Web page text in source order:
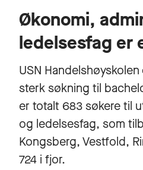
Økonomi,
ledelsesfag er
USN
sterk søkning til
er totalt 683 søkere til
og ledelsesfag, som
Kongsberg, Vestfold,
724 i fjor.